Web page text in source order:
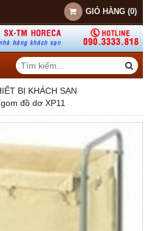
GIỎ HÀNG (0)
BỊ KHÁCH SẠN
đồ dơ XP11